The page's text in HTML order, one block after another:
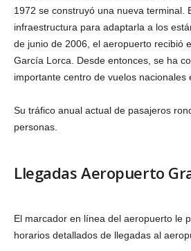
1972 se construyó una nueva terminal.
infraestructura para adaptarla a los
de junio de 2006, el aeropuerto recibió
García Lorca. Desde entonces, se ha
importante centro de vuelos nacionales
Su tráfico anual actual de pasajeros
personas.
Llegadas Aeropuerto
El marcador en línea del aeropuerto le
horarios detallados de llegadas al